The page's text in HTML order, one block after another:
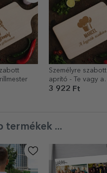
Személyre szabott
aprító - Te vagy a
legjobb szakács
3 922 Ft
termékek ...